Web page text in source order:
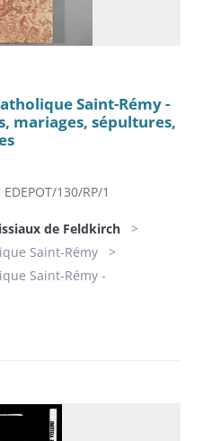
Saint-Rémy -
mariages, sépultures,
EDEPOT/130/RP/1
de Feldkirch
Saint-Rémy
Saint-Rémy -